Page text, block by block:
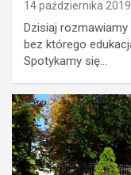
14 października 2019
Dzisiaj
bez którego
Spotykamy się…